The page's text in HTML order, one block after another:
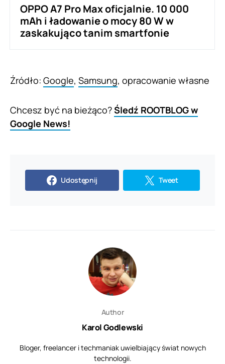
OPPO A7 Pro Max oficjalnie. 10 000
mAh i ładowanie o mocy 80 W w
zaskakująco tanim smartfonie
Źródło: Google, Samsung, opracowanie własne
Chcesz być na bieżąco?Śledź ROOTBLOG w
Google News!
Udostępnij Tweet
Author
Karol Godlewski
Bloger, freelancer i techmaniak uwielbiający świat nowych
technologii.